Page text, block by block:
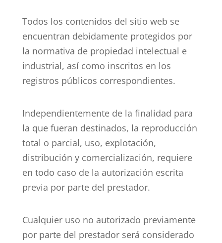
Todos los contenidos del sitio web se
encuentran debidamente protegidos por
la normativa de propiedad intelectual e
industrial, así como inscritos en los
registros públicos correspondientes.
Independientemente de la finalidad para
la que fueran destinados, la reproducción
total o parcial, uso, explotación,
distribución y comercialización, requiere
en todo caso de la autorización escrita
previa por parte del prestador.
Cualquier uso no autorizado previamente
por parte del prestador será considerado